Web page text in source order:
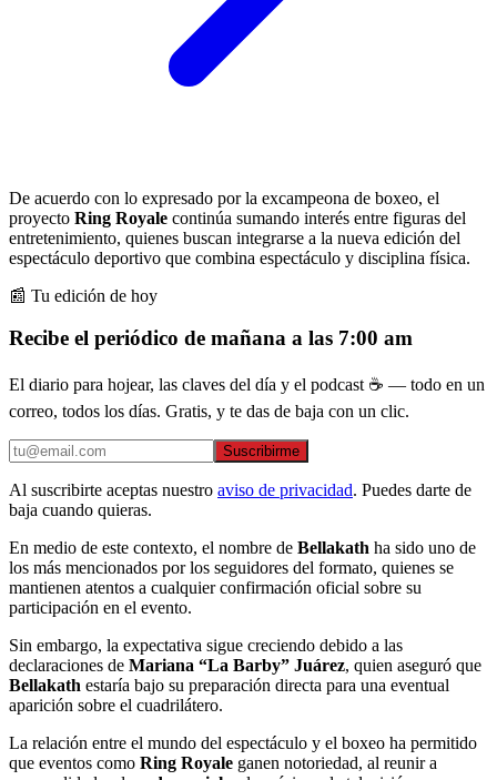
De acuerdo con lo expresado por la excampeona de boxeo, el
proyecto Ring Royale continúa sumando interés entre figuras del
entretenimiento, quienes buscan integrarse a la nueva edición del
espectáculo deportivo que combina espectáculo y disciplina física.
📰 Tu edición de hoy
Recibe el periódico de mañana a las 7:00 am
El diario para hojear, las claves del día y el podcast ☕ — todo en un
correo, todos los días. Gratis, y te das de baja con un clic.
Suscribirme
Al suscribirte aceptas nuestro aviso de privacidad. Puedes darte de
baja cuando quieras.
En medio de este contexto, el nombre de Bellakath ha sido uno de
los más mencionados por los seguidores del formato, quienes se
mantienen atentos a cualquier confirmación oficial sobre su
participación en el evento.
Sin embargo, la expectativa sigue creciendo debido a las
declaraciones de Mariana “La Barby” Juárez, quien aseguró que
Bellakath estaría bajo su preparación directa para una eventual
aparición sobre el cuadrilátero.
La relación entre el mundo del espectáculo y el boxeo ha permitido
que eventos como Ring Royale ganen notoriedad, al reunir a